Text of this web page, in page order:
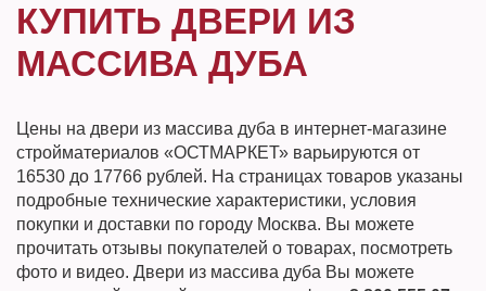
КУПИТЬ ДВЕРИ ИЗ
МАССИВА ДУБА
Цены на двери из массива дуба в интернет-магазине
стройматериалов «ОСТМАРКЕТ» варьируются от
16530 до 17766 рублей. На страницах товаров указаны
подробные технические характеристики, условия
покупки и доставки по городу Москва. Вы можете
прочитать отзывы покупателей о товарах, посмотреть
фото и видео. Двери из массива дуба Вы можете